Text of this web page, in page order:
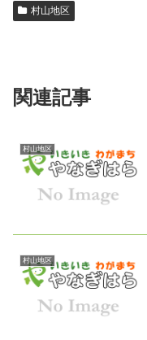
村山地区
関連記事
村山地区
村山地区